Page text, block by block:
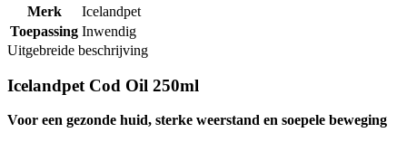
Merk
Icelandpet
Toepassing Inwendig
Uitgebreide beschrijving
Icelandpet Cod Oil 250ml
Voor een gezonde huid, sterke weerstand en soepele beweging